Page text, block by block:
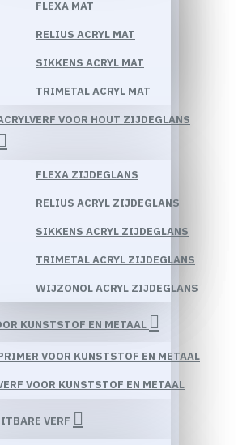
FLEXA MAT
RELIUS ACRYL MAT
SIKKENS ACRYL MAT
TRIMETAL ACRYL MAT
VOOR HOUT ZIJDEGLANS
FLEXA ZIJDEGLANS
RELIUS ACRYL ZIJDEGLANS
SIKKENS ACRYL ZIJDEGLANS
TRIMETAL ACRYL ZIJDEGLANS
WIJZONOL ACRYL ZIJDEGLANS
KUNSTSTOF EN METAAL
VOOR KUNSTSTOF EN METAAL
VOOR KUNSTSTOF EN METAAL
VERF